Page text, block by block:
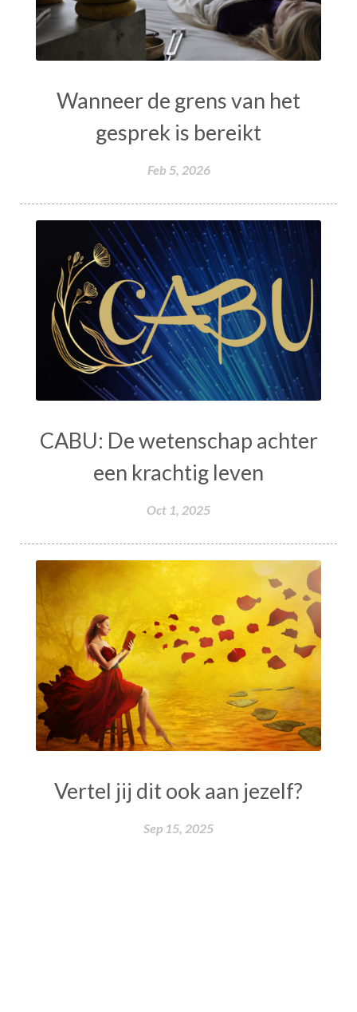
Wanneer de grens van het
gesprek is bereikt
Feb 5, 2026
CABU: De wetenschap achter
een krachtig leven
Oct 1, 2025
Vertel jij dit ook aan jezelf?
Sep 15, 2025